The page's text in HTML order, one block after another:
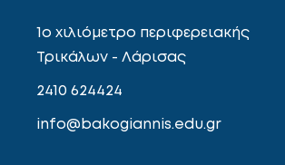
1ο χιλιόμετρο περιφερειακής
Τρικάλων - Λάρισας
2410 624424
info@bakogiannis.edu.gr